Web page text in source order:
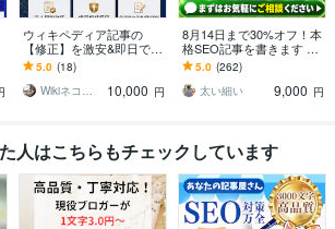
ウィキペディア記事の
【修正】を激安&即日でし
ます 【最安 】Wikipediaを
強力なSEO•LLMOツール
に
5.0 (18)
Wikiネコ＠ウィキぺディアの専門家
10,000 円
8月14日まで30%オフ！本
格SEO記事を書きます レ
ビュー高評価5.0！スピー
ディな納品！まとめ割引
あり！
5.0 (262)
太い細い
9,000 円
人はこちらもチェックしています